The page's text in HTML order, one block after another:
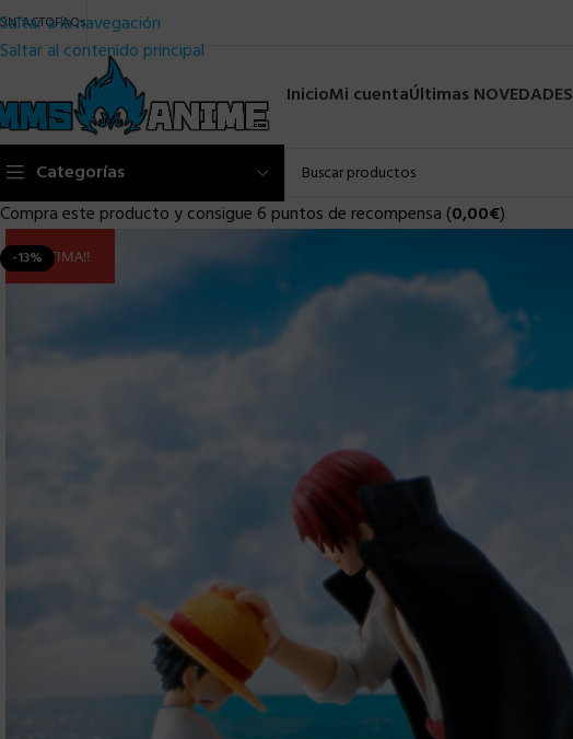
Saltar a la navegación
Saltar al contenido principal
FAQs
InicioMi cuentaÚltimas NOVEDADES
Categorías
Compra este producto y consigue 6 puntos de recompensa (0,00€)
-13%ULTIMA!!